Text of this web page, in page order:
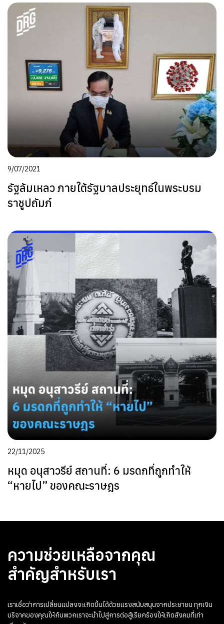
9/07/2021
รัฐล้มเหลว ภายใต้รัฐบาลประยุทธ์ในพระบรม
ราชูปถัมภ์
22/11/2025
หมุด อนุสาวรีย์ สถานที่: 6 มรดกที่ถูกทำให้
“หายไป” ของคณะราษฎร
ความช่วยเหลือจากคุณ
สำคัญสำหรับเรา
เราเชื่อว่าการเปลี่ยนแปลงจะเกิดขึ้นได้ด้วยแรงสนับสนุนจากประชาชน ทุกเงิน
บริจาคของคุณให้กับพวกเราจะนำไปสู่การต่อสู้เรียกร้องให้เกิดสังคมที่เท่า